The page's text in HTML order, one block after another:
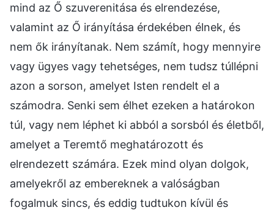
mind az Ő szuverenitása és elrendezése,
valamint az Ő irányítása érdekében élnek, és
nem ők irányítanak. Nem számít, hogy mennyire
vagy ügyes vagy tehetséges, nem tudsz túllépni
azon a sorson, amelyet Isten rendelt el a
számodra. Senki sem élhet ezeken a határokon
túl, vagy nem léphet ki abból a sorsból és életből,
amelyet a Teremtő meghatározott és
elrendezett számára. Ezek mind olyan dolgok,
amelyekről az embereknek a valóságban
fogalmuk sincs, és eddig tudtukon kívül és